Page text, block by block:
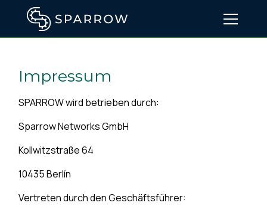
Impressum
SPARROW wird betrieben durch:
Sparrow Networks GmbH
Kollwitzstraße 64
10435 Berlín
Vertreten durch den Geschäftsführer: